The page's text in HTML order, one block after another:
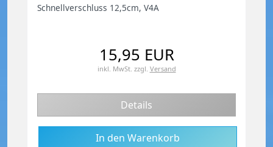
Schnellverschluss 12,5cm, V4A
15,95 EUR
inkl. MwSt. zzgl. Versand
Details